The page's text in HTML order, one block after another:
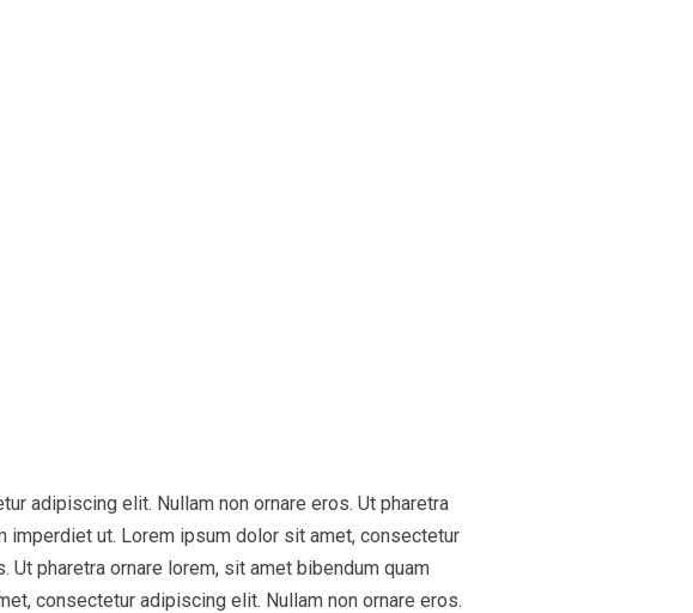
adipiscing elit. Nullam non ornare eros. Ut pharetra
imperdiet ut. Lorem ipsum dolor sit amet, consectetur
Ut pharetra ornare lorem, sit amet bibendum quam
consectetur adipiscing elit. Nullam non ornare eros.